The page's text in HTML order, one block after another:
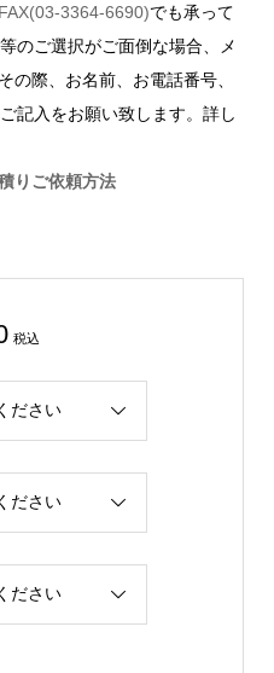
FAX(03-3364-6690)でも承って
のご選択がご面倒な場合、メ
の際、お名前、お電話番号、
記入をお願い致します。詳し
りご依頼方法
価
¥15,620
税込